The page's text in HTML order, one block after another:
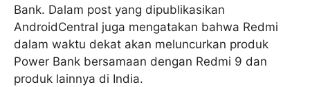
Bank. Dalam post yang dipublikasikan
AndroidCentral juga mengatakan bahwa Redmi
dalam waktu dekat akan meluncurkan produk
Power Bank bersamaan dengan Redmi 9 dan
produk lainnya di India.